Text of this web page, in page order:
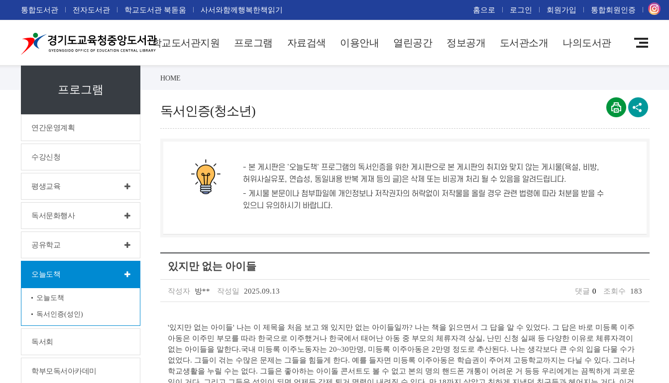
통합도서관 전자도서관 학교도서관 북돋움 사서와함께행복한책읽기 홈으로 로그인 회원가입 통합회원인증
학교도서관지원 프로그램 자료검색 이용안내 열린공간 정보공개 도서관소개 나의도서관
HOME
프로그램
연간운영계획
수강신청
평생교육
독서문화행사
공유학교
오늘도책
오늘도책
독서인증(성인)
독서회
학부모독서아카데미
독서인증(청소년)
- 본 게시판은 '오늘도책' 프로그램의 독서인증을 위한 게시판으로 본 게시판의 취지와 맞지 않는 게시물(욕설, 비방,
허위사실유포, 연습성, 동일내용 반복 게재 등의 글)은 삭제 또는 비공개 처리 될 수 있음을 알려드립니다.
- 게시물 본문이나 첨부파일에 개인정보나 저작권자의 허락없이 저작물을 올릴 경우 관련 법령에 따라 처분을 받을 수
있으니 유의하시기 바랍니다.
있지만 없는 아이들
작성자 방** 작성일 2025.09.13 댓글 0 조회수 183
'있지만 없는 아이들' 나는 이 제목을 처음 보고 왜 있지만 없는 아이들일까? 나는 책을 읽으면서 그 답을 알 수 있었다. 그 답은 바로 미등록 이주
아동은 이주민 부모를 따라 한국으로 이주했거나 한국에서 태어난 아동 중 부모의 체류자격 상실, 난민 신청 실패 등 다양한 이유로 체류자격이
없는 아이들을 말한다.국내 미등록 이주노동자는 20~30만명, 미등록 이주아동은 2만명 정도로 추산된다. 나는 생각보다 큰 수의 입을 다물 수가
없었다. 그들이 걲는 수많은 문제는 그들을 힘들게 한다. 예를 들자면 미등록 이주아동은 학습권이 주어져 고등학교까지는 다닐 수 있다. 그러나
학교생활을 누릴 수는 없다. 그들은 좋아하는 아이돌 콘서트도 볼 수 없고 본의 명의 핸드폰 개통이 어려운 거 등등 우리에게는 끔찍하게 괴로운